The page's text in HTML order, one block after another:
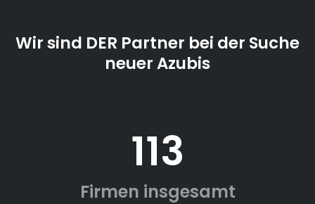
Wir sind DER Partner bei der Suche
neuer Azubis
113
Firmen insgesamt